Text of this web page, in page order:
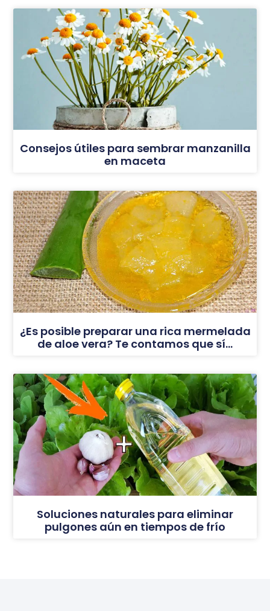
Consejos útiles para sembrar manzanilla
en maceta
¿Es posible preparar una rica mermelada
de aloe vera? Te contamos que sí…
Soluciones naturales para eliminar
pulgones aún en tiempos de frío